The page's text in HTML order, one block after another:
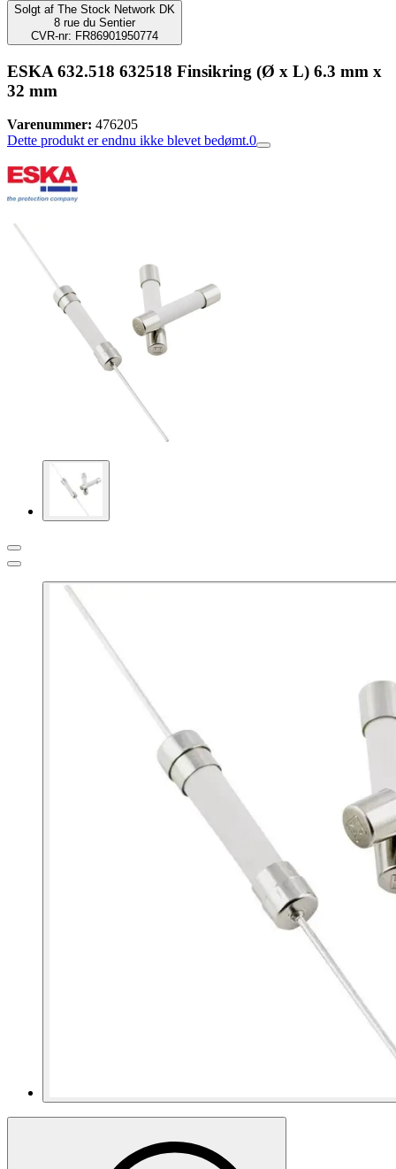
Solgt af The Stock Network DK
8 rue du Sentier
CVR-nr: FR86901950774
ESKA 632.518 632518 Finsikring (Ø x L) 6.3 mm x
32 mm
Varenummer: 476205
Dette produkt er endnu ikke blevet bedømt.0